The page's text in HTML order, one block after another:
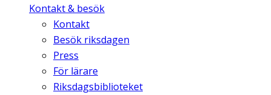
Kontakt & besök
Kontakt
Besök riksdagen
Press
För lärare
Riksdagsbiblioteket